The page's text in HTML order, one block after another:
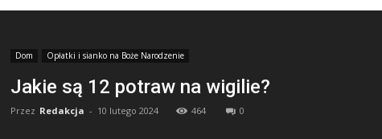
Dom Opłatki i sianko na Boże Narodzenie
Jakie są 12 potraw na wigilie?
Przez Redakcja - 10 lutego 2024 464 0